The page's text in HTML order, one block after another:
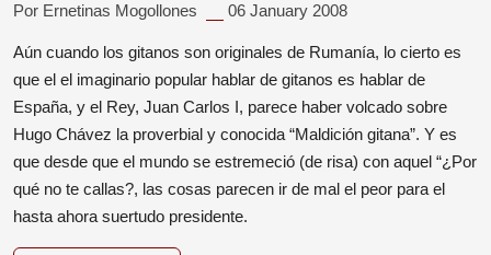
Por Ernetinas Mogollones 06 January 2008
Aún cuando los gitanos son originales de Rumanía, lo cierto es
que el el imaginario popular hablar de gitanos es hablar de
España, y el Rey, Juan Carlos I, parece haber volcado sobre
Hugo Chávez la proverbial y conocida “Maldición gitana”. Y es
que desde que el mundo se estremeció (de risa) con aquel “¿Por
qué no te callas?, las cosas parecen ir de mal el peor para el
hasta ahora suertudo presidente.